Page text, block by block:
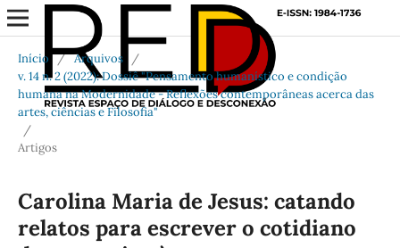
Início / Arquivos
/
v. 14 n. 2 (2022): Dossiê "Pensamento humanístico e condição
humana na Modernidade - Reflexões contemporâneas acerca das
artes, ciências e Filosofia"
/
Artigos
Carolina Maria de Jesus: catando
relatos para escrever o cotidiano